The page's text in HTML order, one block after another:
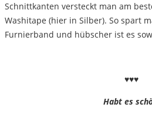
Schnittkanten versteckt man am
Washitape (hier in Silber). So spart
Furnierband und hübscher ist es
♥♥♥
Habt es